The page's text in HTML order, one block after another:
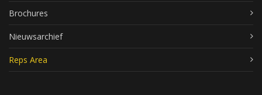
Brochures
Nieuwsarchief
Reps Area